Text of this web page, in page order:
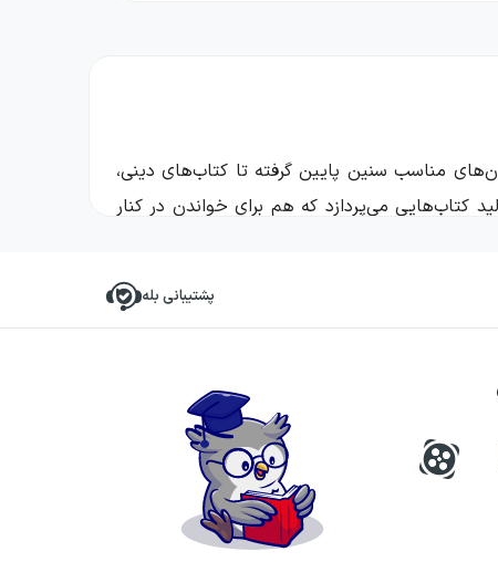
مناسب سنین پایین گرفته تا کتاب‌های دینی،
کتاب‌هایی می‌پردازد که هم برای خواندن در کنار
مختلف، انتخاب‌های نزدیک به هدف‌های تربیتی
از آثار ناشر به کتاب‌های دینی و نیز
پشتیبانی بله